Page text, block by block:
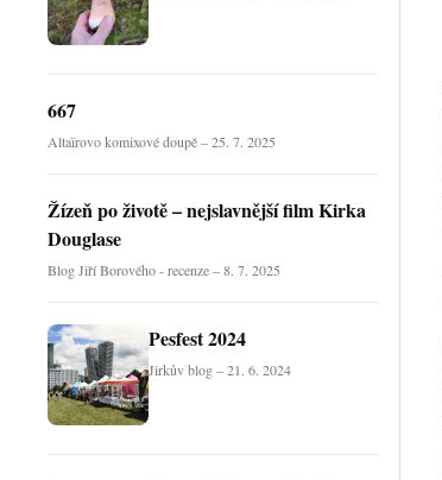
667
Altaïrovo komixové doupě – 25. 7. 2025
Žízeň po životě – nejslavnější film Kirka
Douglase
Blog Jiří Borového - recenze – 8. 7. 2025
Pesfest 2024
Jirkův blog – 21. 6. 2024